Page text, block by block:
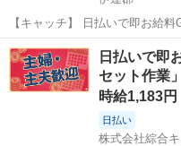
【キャッチ】 日払いで即お給
【経験活かせる☆】ウレシイ☆土日
ト】 ＼大手人材派遣会社で働きませんか♪／
安・・・」 「経験はないけどチ...
福島 伊達郡 仕分け
日払いで即
セット作業
時給1,183円
日払い
株式会社綜合